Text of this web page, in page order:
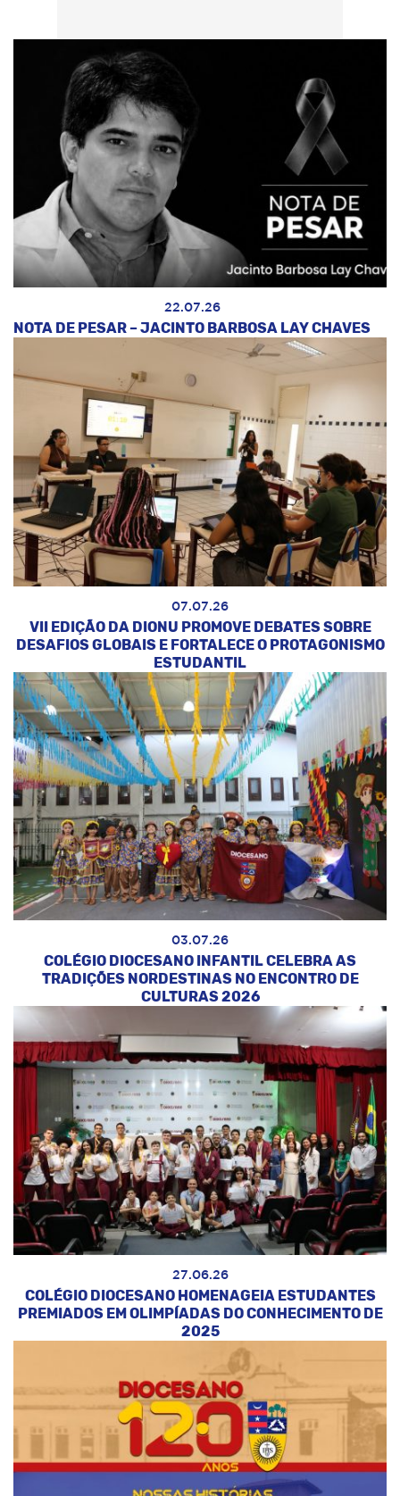
22.07.26
NOTA DE PESAR – JACINTO BARBOSA LAY CHAVES
07.07.26
VII EDIÇÃO DA DIONU PROMOVE DEBATES SOBRE
DESAFIOS GLOBAIS E FORTALECE O PROTAGONISMO
ESTUDANTIL
03.07.26
COLÉGIO DIOCESANO INFANTIL CELEBRA AS
TRADIÇÕES NORDESTINAS NO ENCONTRO DE
CULTURAS 2026
27.06.26
COLÉGIO DIOCESANO HOMENAGEIA ESTUDANTES
PREMIADOS EM OLIMPÍADAS DO CONHECIMENTO DE
2025